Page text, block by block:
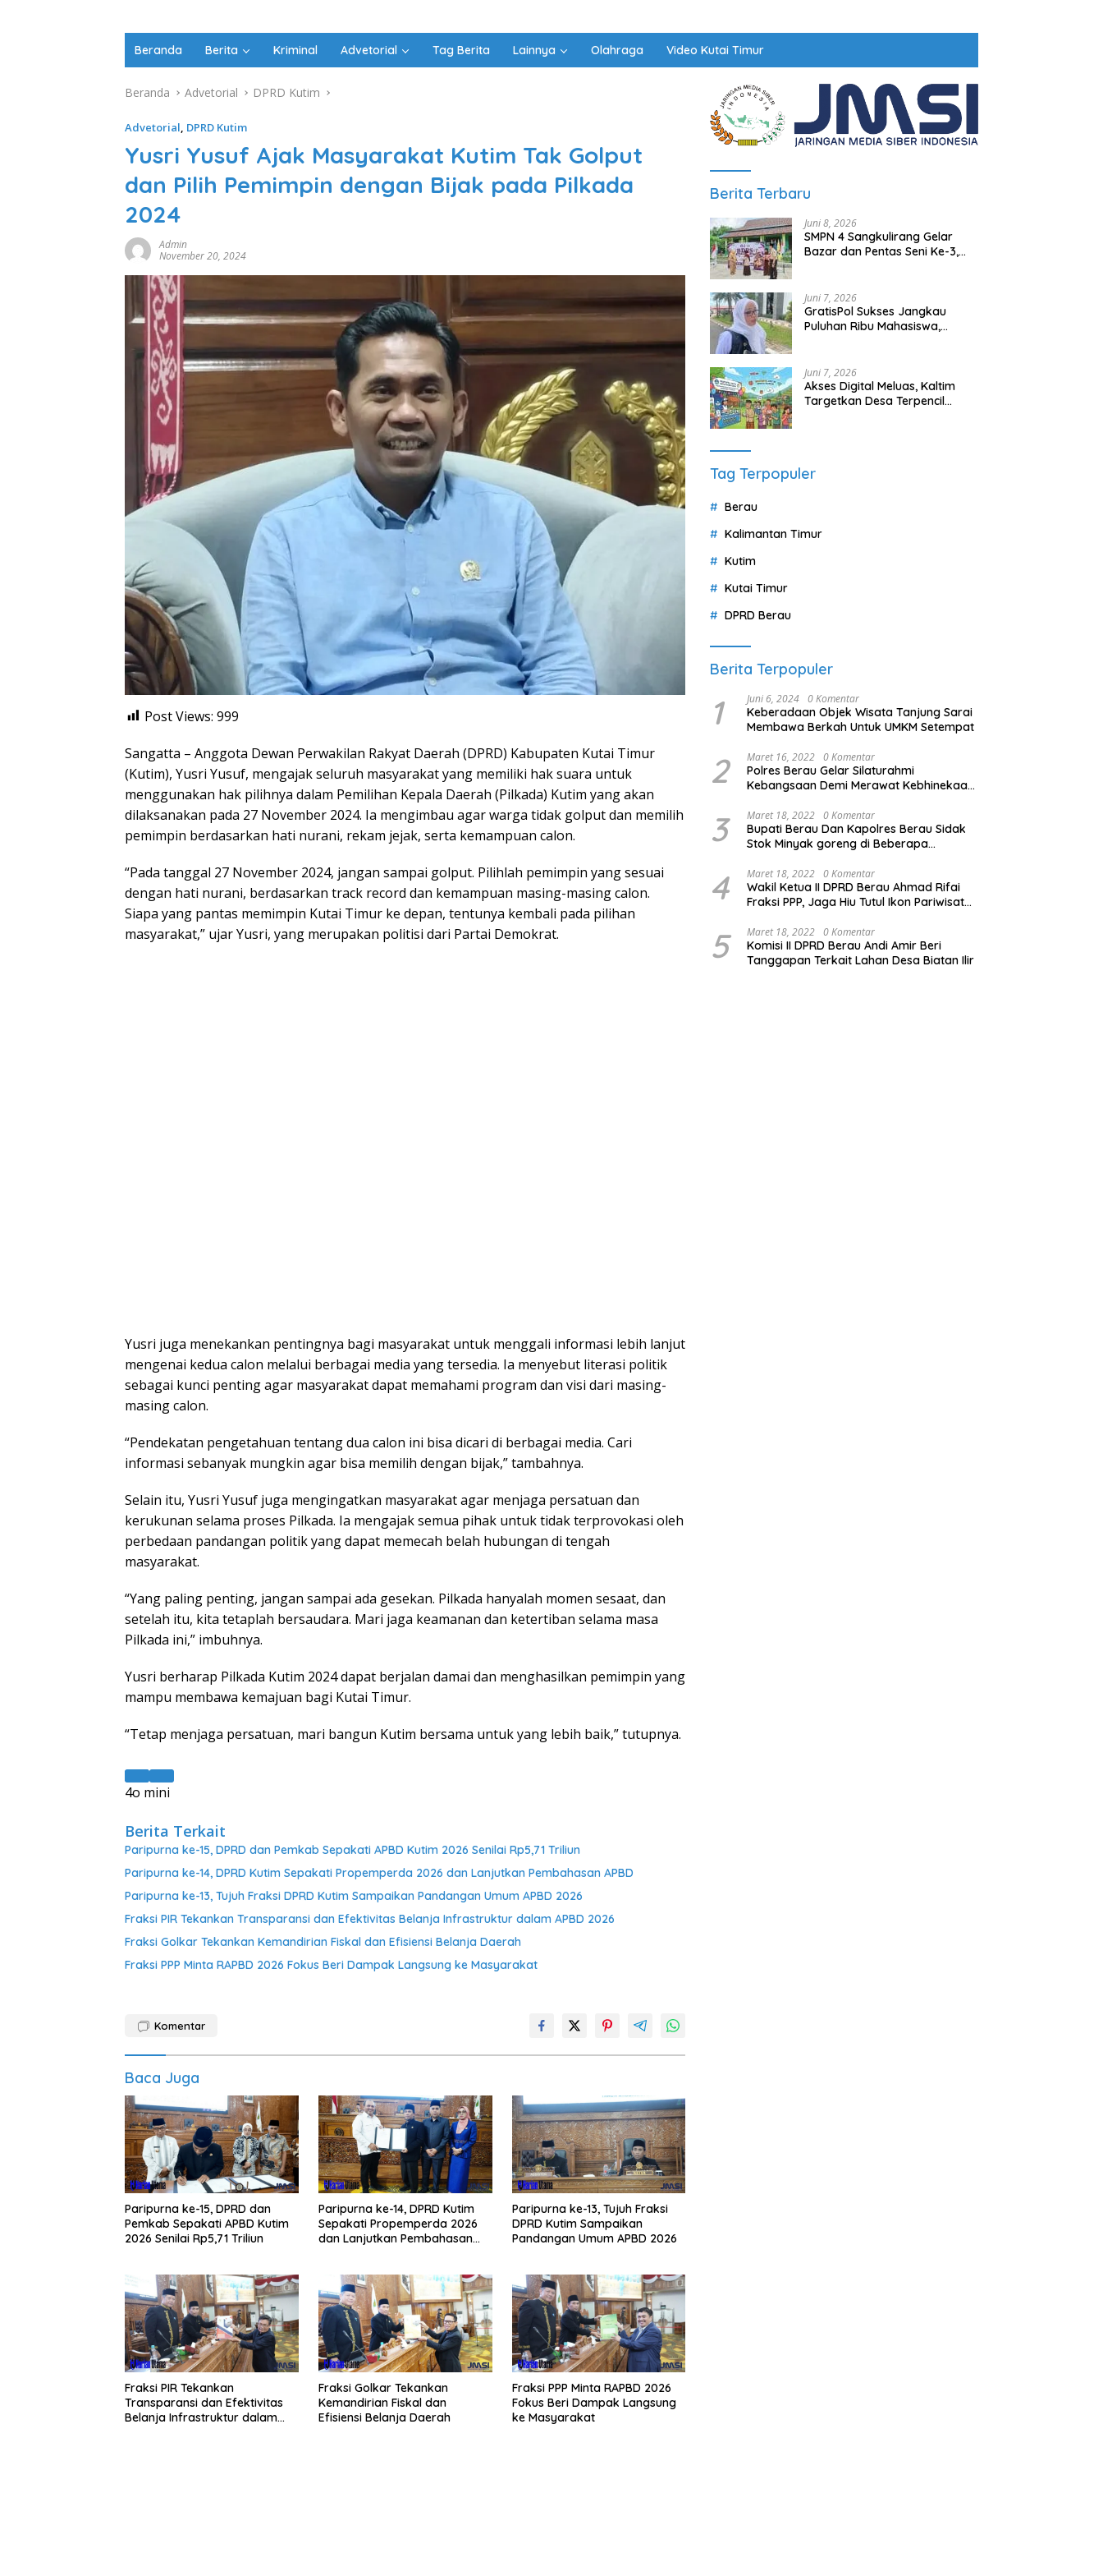
Beranda Berita Kriminal Advetorial Tag Berita Lainnya Olahraga Video Kutai Timur
Beranda Advetorial DPRD Kutim
Advetorial, DPRD Kutim
Yusri Yusuf Ajak Masyarakat Kutim Tak Golput
dan Pilih Pemimpin dengan Bijak pada Pilkada
2024
Admin
November 20, 2024
Post Views: 999
Sangatta – Anggota Dewan Perwakilan Rakyat Daerah (DPRD) Kabupaten Kutai Timur
(Kutim), Yusri Yusuf, mengajak seluruh masyarakat yang memiliki hak suara untuk
menggunakan hak pilihnya dalam Pemilihan Kepala Daerah (Pilkada) Kutim yang akan
dilaksanakan pada 27 November 2024. Ia mengimbau agar warga tidak golput dan memilih
pemimpin berdasarkan hati nurani, rekam jejak, serta kemampuan calon.
“Pada tanggal 27 November 2024, jangan sampai golput. Pilihlah pemimpin yang sesuai
dengan hati nurani, berdasarkan track record dan kemampuan masing-masing calon.
Siapa yang pantas memimpin Kutai Timur ke depan, tentunya kembali pada pilihan
masyarakat,” ujar Yusri, yang merupakan politisi dari Partai Demokrat.
Yusri juga menekankan pentingnya bagi masyarakat untuk menggali informasi lebih lanjut
mengenai kedua calon melalui berbagai media yang tersedia. Ia menyebut literasi politik
sebagai kunci penting agar masyarakat dapat memahami program dan visi dari masing-
masing calon.
“Pendekatan pengetahuan tentang dua calon ini bisa dicari di berbagai media. Cari
informasi sebanyak mungkin agar bisa memilih dengan bijak,” tambahnya.
Selain itu, Yusri Yusuf juga mengingatkan masyarakat agar menjaga persatuan dan
kerukunan selama proses Pilkada. Ia mengajak semua pihak untuk tidak terprovokasi oleh
perbedaan pandangan politik yang dapat memecah belah hubungan di tengah
masyarakat.
“Yang paling penting, jangan sampai ada gesekan. Pilkada hanyalah momen sesaat, dan
setelah itu, kita tetaplah bersaudara. Mari jaga keamanan dan ketertiban selama masa
Pilkada ini,” imbuhnya.
Yusri berharap Pilkada Kutim 2024 dapat berjalan damai dan menghasilkan pemimpin yang
mampu membawa kemajuan bagi Kutai Timur.
“Tetap menjaga persatuan, mari bangun Kutim bersama untuk yang lebih baik,” tutupnya.
4o mini
Berita Terkait
Paripurna ke-15, DPRD dan Pemkab Sepakati APBD Kutim 2026 Senilai Rp5,71 Triliun
Paripurna ke-14, DPRD Kutim Sepakati Propemperda 2026 dan Lanjutkan Pembahasan APBD
Paripurna ke-13, Tujuh Fraksi DPRD Kutim Sampaikan Pandangan Umum APBD 2026
Fraksi PIR Tekankan Transparansi dan Efektivitas Belanja Infrastruktur dalam APBD 2026
Fraksi Golkar Tekankan Kemandirian Fiskal dan Efisiensi Belanja Daerah
Fraksi PPP Minta RAPBD 2026 Fokus Beri Dampak Langsung ke Masyarakat
Komentar
Baca Juga
Paripurna ke-15, DPRD dan
Pemkab Sepakati APBD Kutim
2026 Senilai Rp5,71 Triliun
Paripurna ke-14, DPRD Kutim
Sepakati Propemperda 2026
dan Lanjutkan Pembahasan
Paripurna ke-13, Tujuh Fraksi
DPRD Kutim Sampaikan
Pandangan Umum APBD 2026
Fraksi PIR Tekankan
Transparansi dan Efektivitas
Belanja Infrastruktur dalam
Fraksi Golkar Tekankan
Kemandirian Fiskal dan
Efisiensi Belanja Daerah
Fraksi PPP Minta RAPBD 2026
Fokus Beri Dampak Langsung
ke Masyarakat
Berita Terbaru
Juni 8, 2026
SMPN 4 Sangkulirang Gelar
Bazar dan Pentas Seni Ke-3,
Juni 7, 2026
GratisPol Sukses Jangkau
Puluhan Ribu Mahasiswa,
Juni 7, 2026
Akses Digital Meluas, Kaltim
Targetkan Desa Terpencil
Tag Terpopuler
Berau
Kalimantan Timur
Kutim
Kutai Timur
DPRD Berau
Berita Terpopuler
1 Juni 6, 2024 0 Komentar
Keberadaan Objek Wisata Tanjung Sarai
Membawa Berkah Untuk UMKM Setempat
2 Maret 16, 2022 0 Komentar
Polres Berau Gelar Silaturahmi
Kebangsaan Demi Merawat Kebhinekaan
3 Maret 18, 2022 0 Komentar
Bupati Berau Dan Kapolres Berau Sidak
Stok Minyak goreng di Beberapa
4 Maret 18, 2022 0 Komentar
Wakil Ketua II DPRD Berau Ahmad Rifai
Fraksi PPP, Jaga Hiu Tutul Ikon Pariwisata
5 Maret 18, 2022 0 Komentar
Komisi II DPRD Berau Andi Amir Beri
Tanggapan Terkait Lahan Desa Biatan Ilir